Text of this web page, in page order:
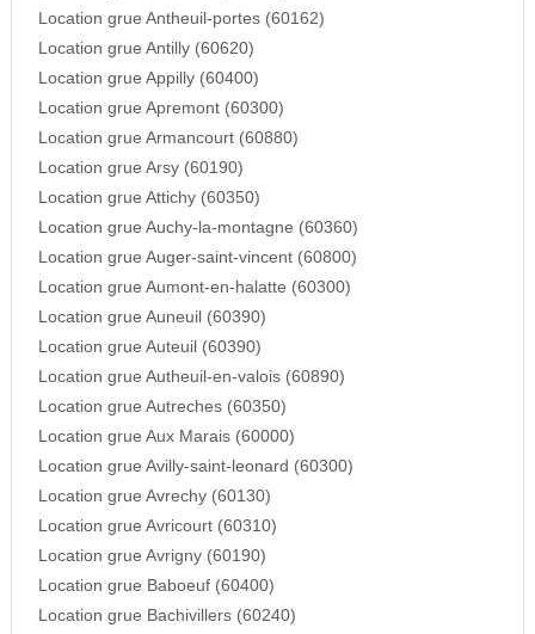
Location grue Antheuil-portes (60162)
Location grue Antilly (60620)
Location grue Appilly (60400)
Location grue Apremont (60300)
Location grue Armancourt (60880)
Location grue Arsy (60190)
Location grue Attichy (60350)
Location grue Auchy-la-montagne (60360)
Location grue Auger-saint-vincent (60800)
Location grue Aumont-en-halatte (60300)
Location grue Auneuil (60390)
Location grue Auteuil (60390)
Location grue Autheuil-en-valois (60890)
Location grue Autreches (60350)
Location grue Aux Marais (60000)
Location grue Avilly-saint-leonard (60300)
Location grue Avrechy (60130)
Location grue Avricourt (60310)
Location grue Avrigny (60190)
Location grue Baboeuf (60400)
Location grue Bachivillers (60240)